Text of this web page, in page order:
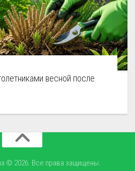
весной после
© 2026. Все права защищены.